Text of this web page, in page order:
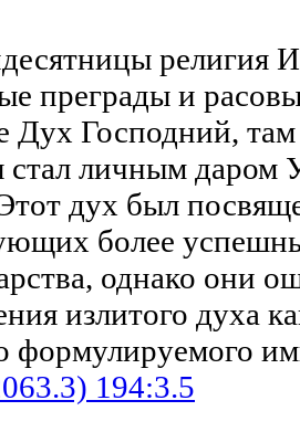
религия
преграды и
Дух Господний,
личным даром
дух был
более
однако они
излитого духа
формулируемого
194:3.5